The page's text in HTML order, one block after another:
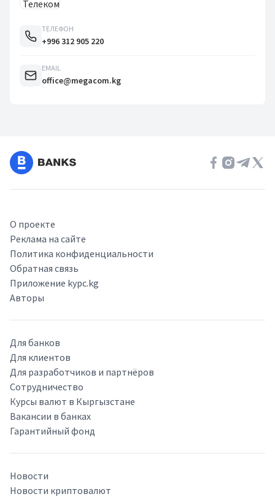
ТЕЛЕФОН
+996 312 905 220
EMAIL
office@megacom.kg
О проекте
Реклама на сайте
Политика конфиденциальности
Обратная связь
Приложение kypc.kg
Авторы
Для банков
Для клиентов
Для разработчиков и партнёров
Сотрудничество
Курсы валют в Кыргызстане
Вакансии в банках
Гарантийный фонд
Новости
Новости криптовалют